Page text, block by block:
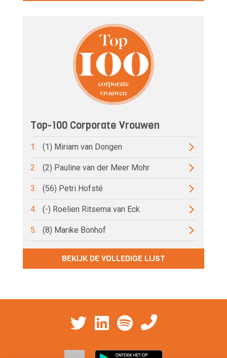
Top-100 Corporate Vrouwen
1. (1) Miriam van Dongen
2. (2) Pauline van der Meer Mohr
3. (56) Petri Hofsté
4. (-) Roelien Ritsema van Eck
5. (8) Marike Bonhof
BEKIJK DE VOLLEDIGE LIJST